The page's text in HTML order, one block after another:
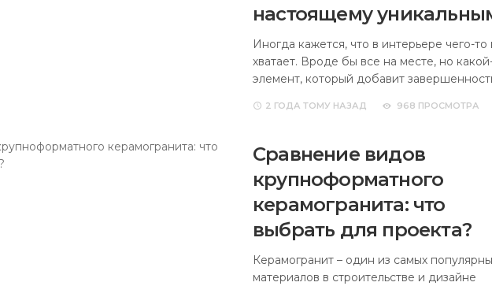
настоящему
Иногда кажется, что в интерьере чего-то
хватает. Вроде бы все на месте, но
элемент, который добавит
2 ГОДА ТОМУ НАЗАД 968 ПРОСМОТРА
Сравнение видов
крупноформатного
керамогранита: что
выбрать для проекта?
Керамогранит – один из самых
материалов в строительстве и дизайне